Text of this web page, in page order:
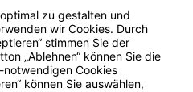
Vorschriften
Deich-, Damm- und